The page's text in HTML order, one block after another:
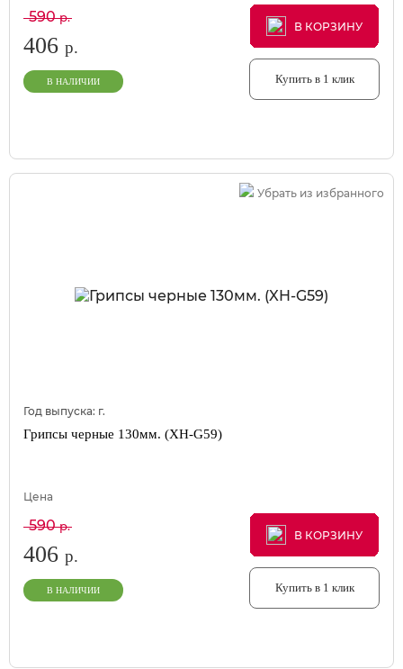
590р.
406 р.
В НАЛИЧИИ
В КОРЗИНУ
В КОРЗИНУ
В КОРЗИНУ
Купить в 1 клик
Убрать из избранного
Год выпуска: г.
Грипсы черные 130мм. (XH-G59)
Цена
590р.
406 р.
В НАЛИЧИИ
В КОРЗИНУ
В КОРЗИНУ
В КОРЗИНУ
Купить в 1 клик